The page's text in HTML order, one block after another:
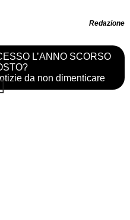
Redazione
L’ANNO SCORSO
da non dimenticare